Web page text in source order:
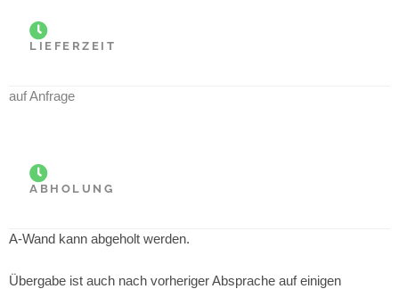
LIEFERZEIT
auf Anfrage
ABHOLUNG
A-Wand kann abgeholt werden.
Übergabe ist auch nach vorheriger Absprache auf einigen